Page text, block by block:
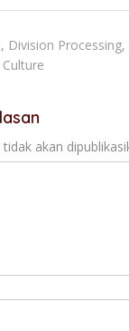
Division
akan